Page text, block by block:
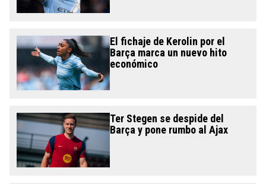
El fichaje de Kerolin por el
Barça marca un nuevo hito
económico
Ter Stegen se despide del
Barça y pone rumbo al Ajax